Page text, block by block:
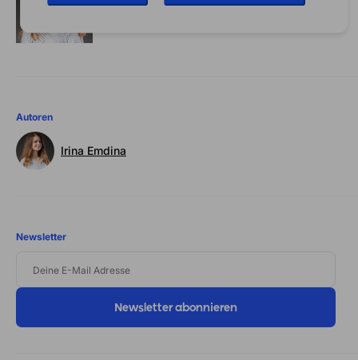
Autoren
Irina Emdina
Newsletter
ADRESSE